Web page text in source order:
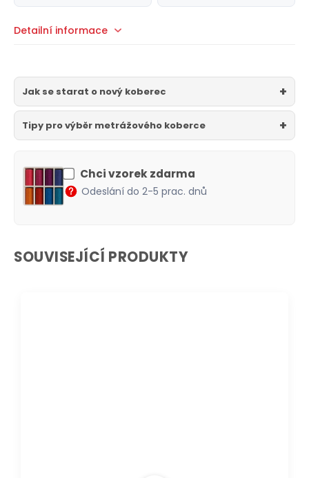
Detailní informace
Jak se starat o nový koberec
Tipy pro výběr metrážového koberce
Chci vzorek zdarma
Odeslání do 2-5 prac. dnů
SOUVISEJÍCÍ PRODUKTY